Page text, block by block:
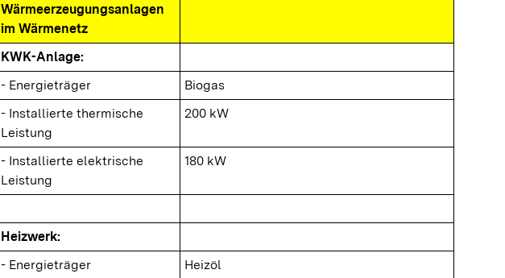
Wärmeerzeugungsanlagen
im Wärmenetz
KWK-Anlage:
- Energieträger
Biogas
- Installierte thermische
Leistung
200 kW
- Installierte elektrische
Leistung
180 kW
Heizwerk:
- Energieträger
Heizöl